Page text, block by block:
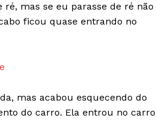
mas se eu parasse de ré não
ficou quase entrando no
mas acabou esquecendo do
do carro. Ela entrou no carro